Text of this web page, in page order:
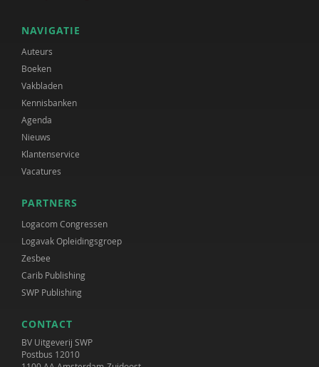
NAVIGATIE
Auteurs
Boeken
Vakbladen
Kennisbanken
Agenda
Nieuws
Klantenservice
Vacatures
PARTNERS
Logacom Congressen
Logavak Opleidingsgroep
Zesbee
Carib Publishing
SWP Publishing
CONTACT
BV Uitgeverij SWP
Postbus 12010